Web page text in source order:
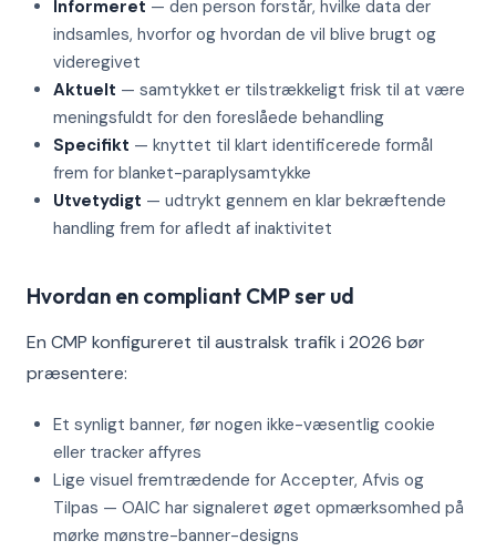
Informeret — den person forstår, hvilke data der
indsamles, hvorfor og hvordan de vil blive brugt og
videregivet
Aktuelt — samtykket er tilstrækkeligt frisk til at være
meningsfuldt for den foreslåede behandling
Specifikt — knyttet til klart identificerede formål
frem for blanket-paraplysamtykke
Utvetydigt — udtrykt gennem en klar bekræftende
handling frem for afledt af inaktivitet
Hvordan en compliant CMP ser ud
En CMP konfigureret til australsk trafik i 2026 bør
præsentere:
Et synligt banner, før nogen ikke-væsentlig cookie
eller tracker affyres
Lige visuel fremtrædende for Accepter, Afvis og
Tilpas — OAIC har signaleret øget opmærksomhed på
mørke mønstre-banner-designs